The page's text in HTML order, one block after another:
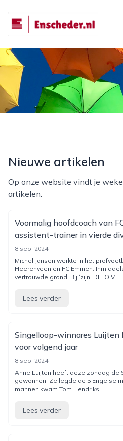
enscheder.nl
Nieuwe artikelen
Op onze website vindt je
artikelen.
Voormalig hoofdcoach van
assistent-trainer in vierde
8 sep. 2024
Michel Jansen werkte in het
Heerenveen en FC Emmen.
vertrouwde grond. Bij ‘zijn’ DETO V...
Lees verder
Singelloop-winnares Luijten
voor volgend jaar
8 sep. 2024
Anne Luijten heeft deze zondag de
gewonnen. Ze legde de 5 Engelse
mannen kwam Tom Hendriks...
Lees verder